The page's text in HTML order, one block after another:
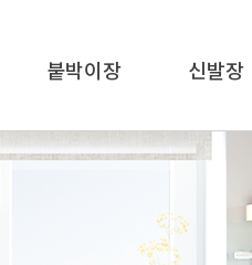
붙박이장 신발장